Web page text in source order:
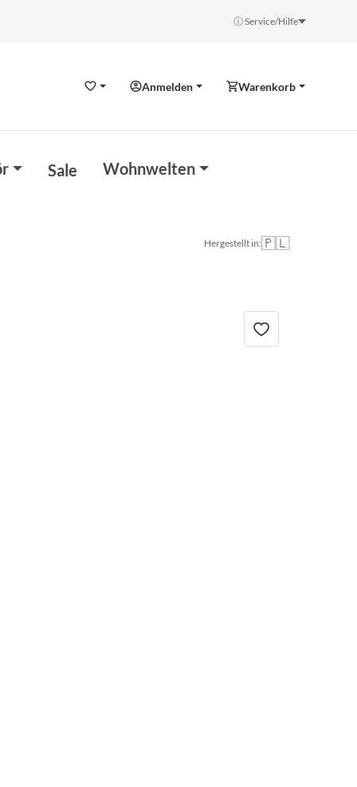
ⓘ Service/Hilfe
WunschzettelAnmelden Warenkorb
Sale Wohnwelten
Hergestellt in:🇵🇱